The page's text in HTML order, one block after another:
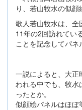
り、若山牧水の似顔
歌人若山牧水は、全
11年の2回訪れてい
ことを記念してパネ
一説によると、大
われる中でも、牧
ったとか。
似顔絵パネルはほぼ